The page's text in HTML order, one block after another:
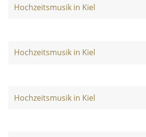
Hochzeitsmusik in Kiel
Hochzeitsmusik in Kiel
Hochzeitsmusik in Kiel